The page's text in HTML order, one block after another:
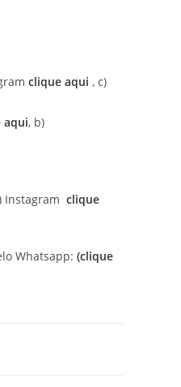
clique aqui , c)
aqui, b)
Instagram clique
Whatsapp: (clique